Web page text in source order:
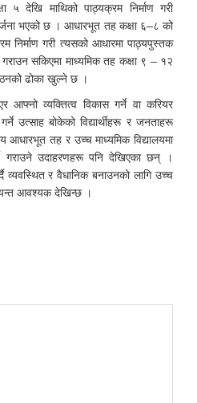
५ देखि माथिको पाठ्यक्रम निर्माण गरी
भएको छ । आधारभूत तह कक्षा ६–८ को
निर्माण गरी त्यसको आधारमा पाठ्यपुस्तक
सकिएमा माध्यमिक तह कक्षा ९ – १२
ढोका खुल्ने छ ।
आफ्नो व्यक्तित्व विकास गर्ने वा करियर
उत्साह बोकेको विद्यार्थीहरू र जनताहरू
तह र उच्च माध्यमिक विद्यालयमा
गराउने उदाहरणहरू पनि देखिएका छन् ।
व्यवस्थित र वैधानिक बनाउनको लागि उच्च
आवश्यक देखिन्छ ।